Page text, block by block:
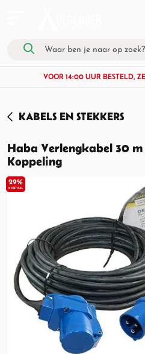
VOOR 14:00 UUR BESTELD,
KABELS EN STEKKERS
29%
KORTING
Haba Verlengkabel 30 m
Koppeling